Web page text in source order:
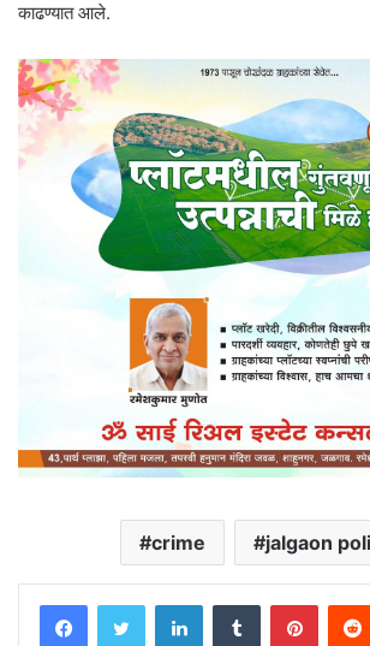
काढण्यात आले.
crime jalgaon
LinkedInTumblr